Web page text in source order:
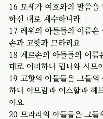
16 모세가 여호와의 말씀을
하신 대로 계수하니라
17 레위의 아들들의 이름은
손과 고핫과 므라리요
18 게르손의 아들들의 이름
대로 이러하니 립니와 시므
19 고핫의 아들들은 그들의
하니 아므람과 이스할과 헤
이요
20 므라리의 아들들은 그들